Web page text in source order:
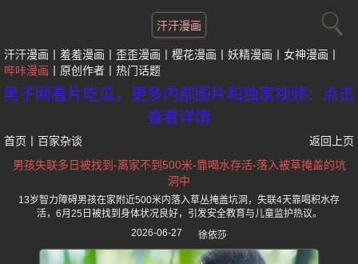
汗汗漫画
汗汗漫画 羞羞漫画 歪歪漫画 樱花漫画 妖精漫画
女神漫画
哔咔漫画
原创作者 热门话题
黑子网看片吃瓜，更多内部图片和独家视频：点击
查看详情
首页 百家杂谈
返回上页
男孩失联多日被找到-离家不到500米-靠喝水存活-落入被草掩盖的坑
洞中
13岁智力障碍男孩在家附近500米内落入草丛掩盖坑洞，失联4天靠喝积水存
活，6月25日被找到身体状况良好，引发安全教育与儿童监护热议。
2026-06-27
徐依莎